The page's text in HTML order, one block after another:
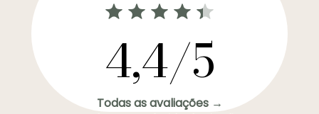
4,4/5
Todas as avaliações →